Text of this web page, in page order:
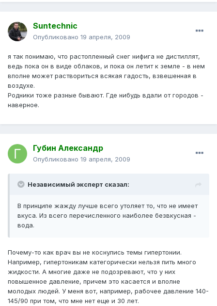
Suntechnic
Опубликовано 19 апреля, 2009
я так понимаю, что растопленный снег нифига не дистиллят,
ведь пока он в виде облаков, и пока он летит к земле - в нем
вполне может раствориться всякая гадость, взвешенная в
воздухе.
Родники тоже разные бывают. Где нибудь вдали от городов -
наверное.
Губин Александр
Опубликовано 19 апреля, 2009
Независимый эксперт сказал:
В принципе жажду лучше всего утоляет то, что не имеет
вкуса. Из всего перечисленного наиболее безвкусная -
вода.
Почему-то как врач вы не коснулись темы гипертонии.
Например, гипертоникам категорически нельзя пить много
жидкости. А многие даже не подозревают, что у них
повышенное давление, причем это касается и вполне
молодых людей. У меня вот, например, рабочее давление 140-
145/90 при том, что мне нет еще и 30 лет.